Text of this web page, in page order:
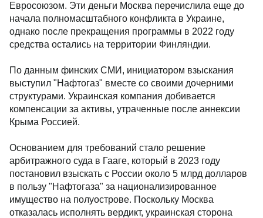
Евросоюзом. Эти деньги Москва перечислила еще до
начала полномасштабного конфликта в Украине,
однако после прекращения программы в 2022 году
средства остались на территории Финляндии.
По данным финских СМИ, инициатором взыскания
выступил "Нафтогаз" вместе со своими дочерними
структурами. Украинская компания добивается
компенсации за активы, утраченные после аннексии
Крыма Россией.
Основанием для требований стало решение
арбитражного суда в Гааге, который в 2023 году
постановил взыскать с России около 5 млрд долларов
в пользу "Нафтогаза" за национализированное
имущество на полуострове. Поскольку Москва
отказалась исполнять вердикт, украинская сторона